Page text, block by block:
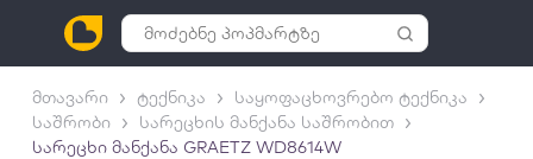
მთავარი ტექნიკა
საყოფაცხოვრებო ტექნიკა
საშრობი
სარეცხის მანქანა საშრობით
სარეცხი მანქანა GRAETZ WD8614W